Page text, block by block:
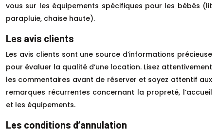
vous sur les équipements spécifiques pour les bébés (lit
parapluie, chaise haute).
Les avis clients
Les avis clients sont une source d’informations précieuse
pour évaluer la qualité d’une location. Lisez attentivement
les commentaires avant de réserver et soyez attentif aux
remarques récurrentes concernant la propreté, l’accueil
et les équipements.
Les conditions d’annulation